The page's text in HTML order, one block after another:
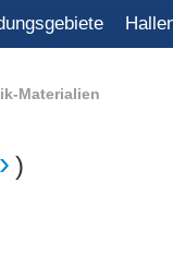
Materialien
)